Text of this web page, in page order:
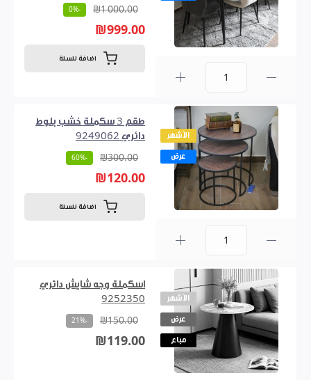
₪1 000.00
-0%
₪999.00
اضافة للسلة
الأشهر
عرض
طقم 3 سكملة خشب بلوط
دائري 9249062
₪300.00
-60%
₪120.00
اضافة للسلة
الأشهر
عرض
مباع
اسكملة وجه شايش دائري
9252350
₪150.00
-21%
₪119.00